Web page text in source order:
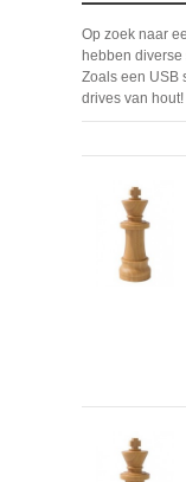
Op zoek naar
hebben
Zoals een USB
drives van hout!